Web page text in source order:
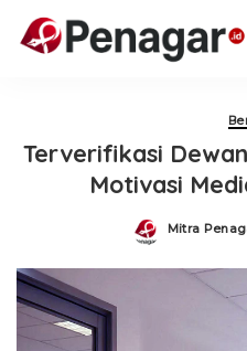
Terverifikasi
Motivasi
Posted
Mitra